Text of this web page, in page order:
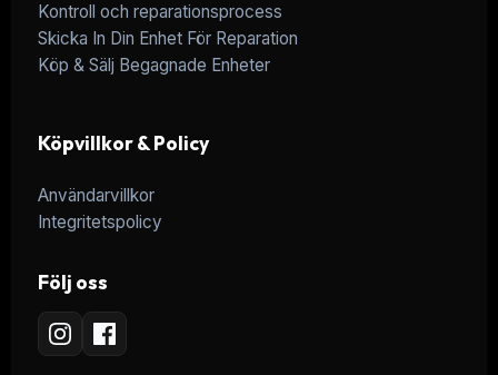
Kontroll och reparationsprocess
Skicka In Din Enhet För Reparation
Köp & Sälj Begagnade Enheter
Köpvillkor & Policy
Användarvillkor
Integritetspolicy
Följ oss